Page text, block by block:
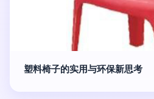
塑料椅子的实用与环保新思考